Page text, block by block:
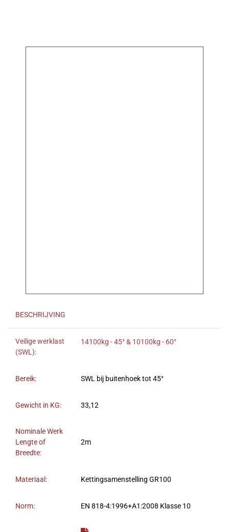
BESCHRIJVING
Veilige werklast
(SWL):
14100kg - 45° & 10100kg - 60°
Bereik: SWL bij buitenhoek tot 45°
Gewicht in KG: 33,12
Nominale Werk
Lengte of
Breedte:
2m
Materiaal: Kettingsamenstelling GR100
Norm: EN 818-4:1996+A1:2008 Klasse 10